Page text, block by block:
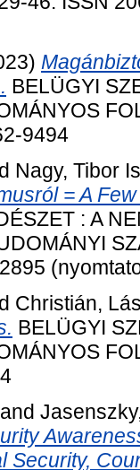
BELÜGYI
9494
Nagy, Tibor
= A
: A
Christián,
BELÜGYI
and
Security,